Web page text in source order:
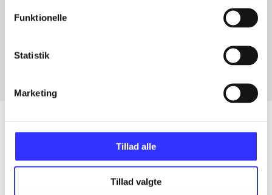
Funktionelle
Statistik
Marketing
Tillad alle
Tillad valgte
Artikler med samme emner
Artikler
Alle registrerede artikler fordelt på udgivelser